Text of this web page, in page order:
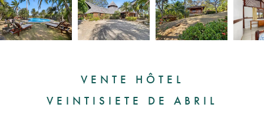
VENTE HÔTEL
VEINTISIETE DE ABRIL